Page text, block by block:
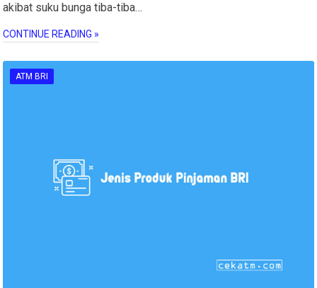
akibat suku bunga tiba-tiba…
CONTINUE READING »
ATM BRI